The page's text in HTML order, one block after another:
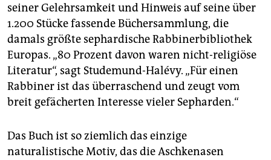
seiner Gelehrsamkeit und Hinweis auf seine über
1.200 Stücke fassende Büchersammlung, die
damals größte sephardische Rabbinerbibliothek
Europas. „80 Prozent davon waren nicht-religiöse
Literatur“, sagt Studemund-Halévy. „Für einen
Rabbiner ist das überraschend und zeugt vom
breit gefächerten Interesse vieler Sepharden.“
Das Buch ist so ziemlich das einzige
naturalistische Motiv, das die Aschkenasen